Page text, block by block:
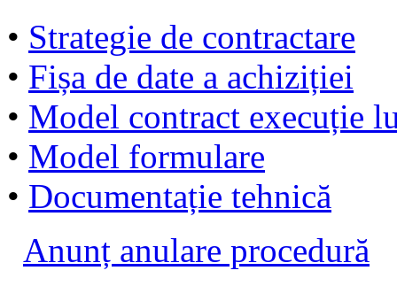
• Strategie de contractare
• Fișa de date a achiziției
• Model contract execuție
• Model formulare
• Documentație tehnică
Anunț anulare procedură